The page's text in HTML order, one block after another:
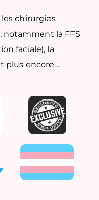
chirurgies
la FFS
faciale), la
plus encore…